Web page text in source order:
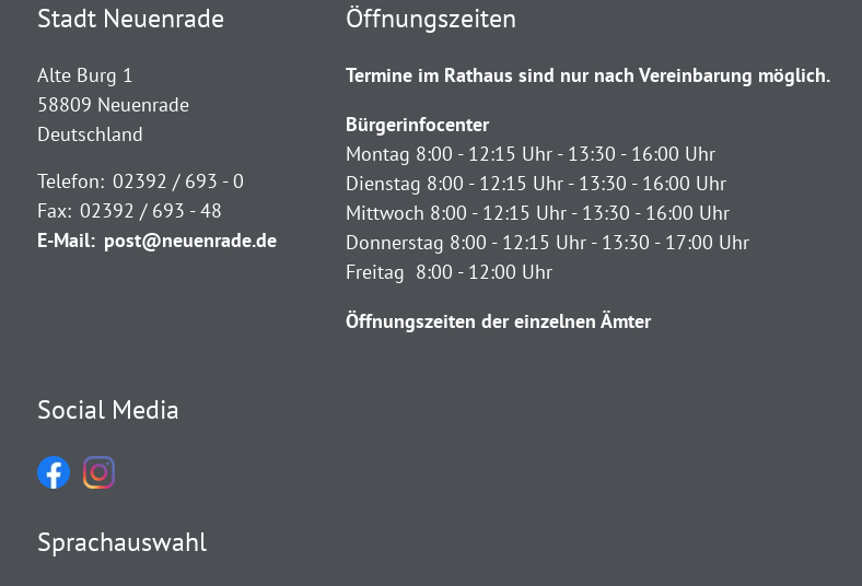
Stadt Neuenrade
Alte Burg 1
58809 Neuenrade
Deutschland
Telefon: 02392 / 693 - 0
Fax: 02392 / 693 - 48
E-Mail: post@neuenrade.de
Öffnungszeiten
Termine im Rathaus sind nur nach Vereinbarung möglich.
Bürgerinfocenter
Montag 8:00 - 12:15 Uhr - 13:30 - 16:00 Uhr
Dienstag 8:00 - 12:15 Uhr - 13:30 - 16:00 Uhr
Mittwoch 8:00 - 12:15 Uhr - 13:30 - 16:00 Uhr
Donnerstag 8:00 - 12:15 Uhr - 13:30 - 17:00 Uhr
Freitag 8:00 - 12:00 Uhr
Öffnungszeiten der einzelnen Ämter
Social Media
Sprachauswahl